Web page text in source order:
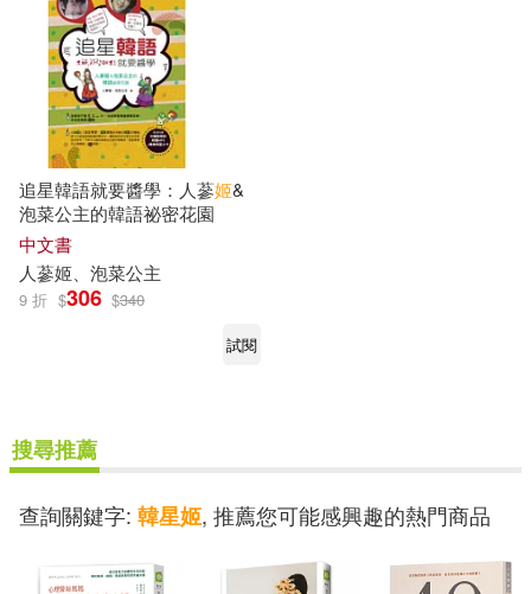
追星韓語就要醬學：人蔘姬&
泡菜公主的韓語祕密花園
中文書
人蔘姬 、泡菜公主
9 折 $306 $340
試閱
搜尋推薦
查詢關鍵字: 韓星姬, 推薦您可能感興趣的熱門商品